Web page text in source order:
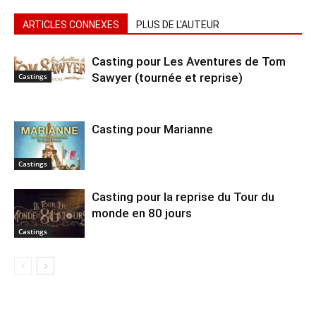
ARTICLES CONNEXES PLUS DE L'AUTEUR
Castings
Casting pour Les Aventures de Tom
Sawyer (tournée et reprise)
Castings
Casting pour Marianne
Castings
Casting pour la reprise du Tour du
monde en 80 jours